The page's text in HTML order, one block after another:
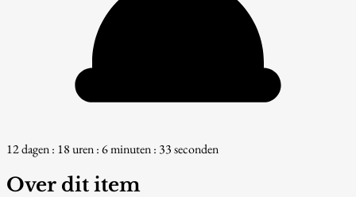
12 dagen : 18 uren : 6 minuten : 31 seconden
Over dit item